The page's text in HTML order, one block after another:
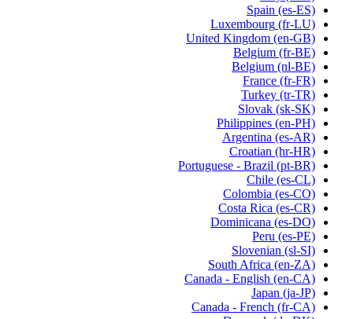
Spain (es-ES)
Luxembourg (fr-LU)
United Kingdom (en-GB)
Belgium (fr-BE)
Belgium (nl-BE)
France (fr-FR)
Turkey (tr-TR)
Slovak (sk-SK)
Philippines (en-PH)
Argentina (es-AR)
Croatian (hr-HR)
Portuguese - Brazil (pt-BR)
Chile (es-CL)
Colombia (es-CO)
Costa Rica (es-CR)
Dominicana (es-DO)
Peru (es-PE)
Slovenian (sl-SI)
South Africa (en-ZA)
Canada - English (en-CA)
Japan (ja-JP)
Canada - French (fr-CA)